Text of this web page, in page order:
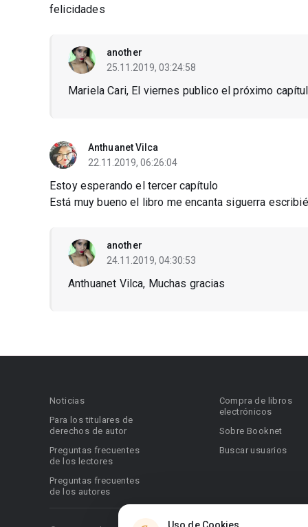
felicidades
another
25.11.2019, 03:24:58
Mariela Cari, El viernes publico el próximo
Anthuanet Vilca
22.11.2019, 06:26:04
Estoy esperando el tercer capítulo
Está muy bueno el libro me encanta siguerra
another
24.11.2019, 04:30:53
Anthuanet Vilca, Muchas gracias
Noticias
Para los titulares de
derechos de autor
Preguntas frecuentes
de los lectores
Preguntas frecuentes
de los autores
Compra de libros
electrónicos
Sobre Booknet
Buscar usuarios